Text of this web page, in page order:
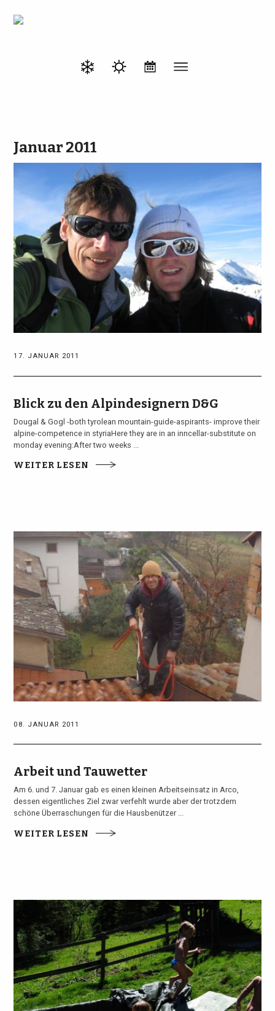
Januar 2011
17. JANUAR 2011
Blick zu den Alpindesignern D&G
Dougal & Gogl -both tyrolean mountain-guide-aspirants- improve their
alpine-competence in styriaHere they are in an inncellar-substitute on
monday evening:After two weeks ...
WEITER LESEN
08. JANUAR 2011
Arbeit und Tauwetter
Am 6. und 7. Januar gab es einen kleinen Arbeitseinsatz in Arco,
dessen eigentliches Ziel zwar verfehlt wurde aber der trotzdem
schöne Überraschungen für die Hausbenützer ...
WEITER LESEN